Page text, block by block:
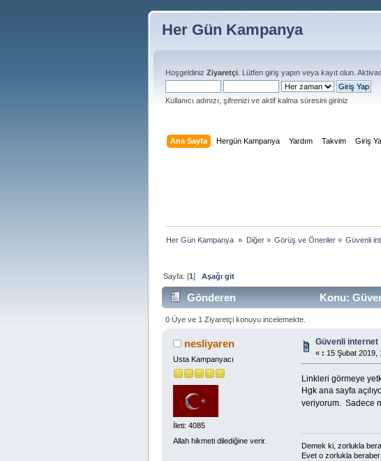
Her Gün Kampanya
Hoşgeldiniz Ziyaretçi . Lütfen giriş yapın veya kayıt olun
Kullanıcı adınızı, şifrenizi ve aktif kalma süresini giriniz
Ana Sayfa Hergün Kampanya Yardım Takvim Giriş
Her Gün Kampanya » Diğer» Görüş ve Öneriler» Güvenli
Sayfa: [1]Aşağı git
Gönderen Konu:
0 Üye ve 1 Ziyaretçi konuyu incelemekte.
nesliyaren
Usta Kampanyacı
İleti: 4085
Allah hikmeti dilediğine verir.
Güvenli internet
« : 15 Şubat 2019,
Linkleri görmeye
Hgk ana sayfa
veriyorum. Sadece
Demek ki, zorlukla
Evet o zorlukla